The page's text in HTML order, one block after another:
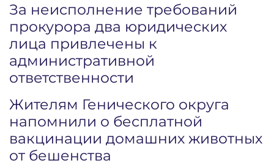
За неисполнение требований
прокурора два юридических
лица привлечены к
административной
ответственности
Жителям Генического округа
напомнили о бесплатной
вакцинации домашних животных
от бешенства